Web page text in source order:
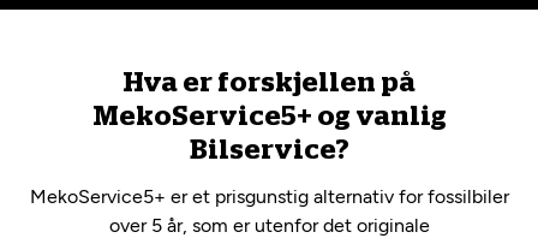
Hva er forskjellen på
MekoService5+ og vanlig
Bilservice?
MekoService5+ er et prisgunstig alternativ for fossilbiler
over 5 år, som er utenfor det originale